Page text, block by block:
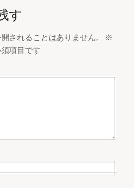
す
されることはありません。
※
項目です